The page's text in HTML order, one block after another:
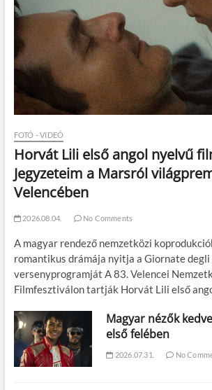
FOTÓ - VIDEÓ
Horvát Lili első angol nyelvű
Jegyzeteim a Marsról
Velencében
2026.08.04. No Comments
A magyar rendező nemzetközi
romantikus drámája nyitja a Giornate
versenyprogramját A 83. Velencei
Filmfesztiválon tartják Horvát Lili első
Magyar nézők
első felében
2026.07.31. No